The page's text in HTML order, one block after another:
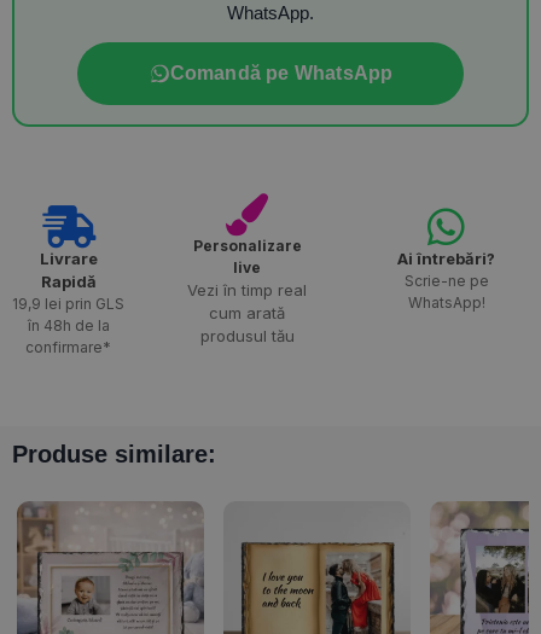
WhatsApp.
Comandă pe WhatsApp
Livrare
Rapidă​
19,9 lei prin GLS
în 48h de la
confirmare*
Personalizare
live
Vezi în timp real
cum arată
produsul tău
Ai întrebări?
Scrie-ne pe
WhatsApp!
Produse similare: